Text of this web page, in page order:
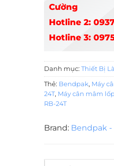
Cường
Hotline 2:
Hotline 3:
Danh mục: Thiết Bị
Thẻ: Bendpak, Máy
24T, Máy cân mâm
RB-24T
Brand: Bendpak -